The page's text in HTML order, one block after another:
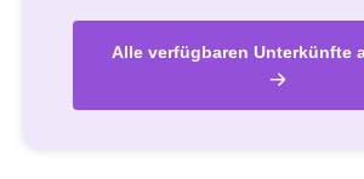
Alle verfügbaren Unterkünfte